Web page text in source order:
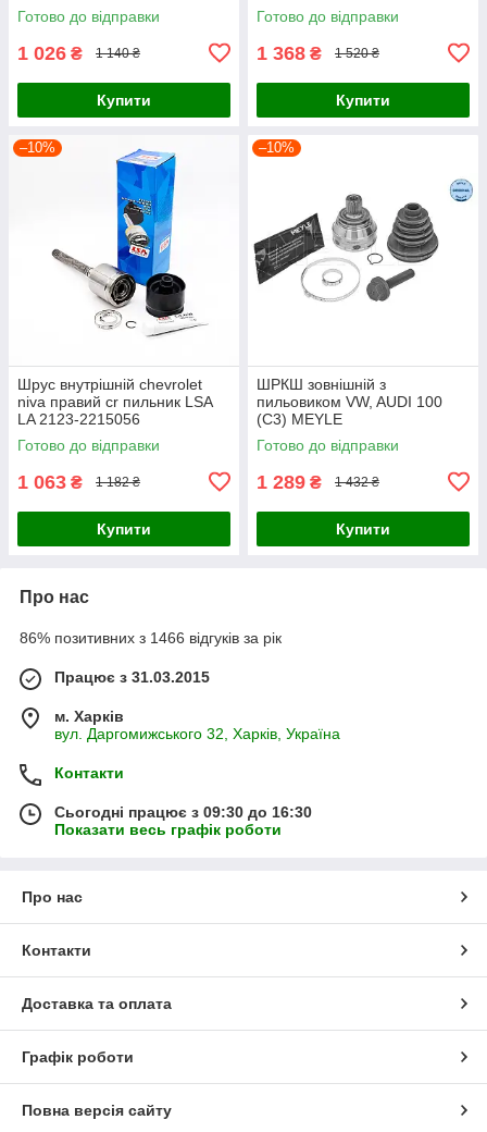
Готово до відправки
1 026 ₴ 1 140 ₴
Купити
Готово до відправки
1 368 ₴ 1 520 ₴
Купити
–10%
Шрус внутрішній chevrolet
niva правий cr пильник LSA
LA 2123-2215056
Готово до відправки
1 063 ₴ 1 182 ₴
Купити
–10%
ШРКШ зовнішній з
пильовиком VW, AUDI 100
(C3) MEYLE
Готово до відправки
1 289 ₴ 1 432 ₴
Купити
Про нас
86% позитивних з 1466 відгуків за рік
Працює з 31.03.2015
м. Харків
вул. Даргомижського 32, Харків, Україна
Контакти
Сьогодні працює з 09:30 до 16:30
Показати весь графік роботи
Про нас
Контакти
Доставка та оплата
Графік роботи
Повна версія сайту